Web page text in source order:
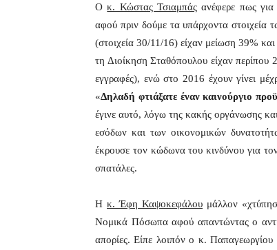
Οκ. Κώστας Τσιαμπάς ανέφερε πως
αφού πριν δούμε τα υπάρχοντα
(στοιχεία 30/11/16) είχαν μείωση 39%
τη Διοίκηση Σταθόπουλου είχαν
εγγραφές), ενώ στο 2016 έχουν γίνει
«Δηλαδή φτιάξατε έναν καινούργιο
έγινε αυτό, λόγω της κακής οργάνωσης
εσόδων και των οικονομικών
έκρουσε τον κώδωνα του κινδύνου για
σπατάλες.
Η κ. Έφη Καψοκεφάλου μάλλον
Νομικά Πόσωπα αφού απαντώντας ο
απορίες. Είπε λοιπόν ο κ. Παπαγεωργίου